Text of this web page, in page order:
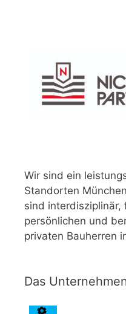
Wir sind ein
Standorten
sind
persönlichen und
privaten Bauherren
Das